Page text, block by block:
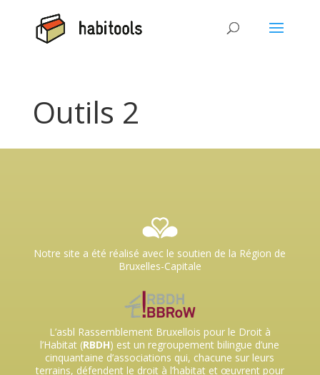
Outils 2
Notre site a été réalisé avec le soutien de la Région de
Bruxelles-Capitale
L’asbl Rassemblement Bruxellois pour le Droit à
l’Habitat (RBDH) est un regroupement bilingue d’une
cinquantaine d’associations qui, chacune sur leurs
terrains, défendent le droit à l’habitat et œuvrent pour